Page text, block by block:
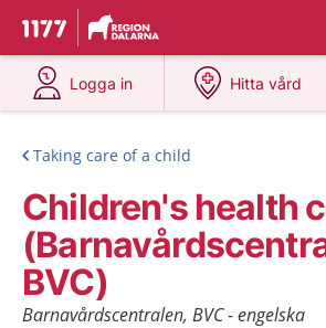
To start page for 1177
Du har valt region
Logga in
at 1177.se
Hitta vård
at 1177.se
Taking care of a child
Children's health
BVC)
Barnavårdscentralen, BVC - engelska